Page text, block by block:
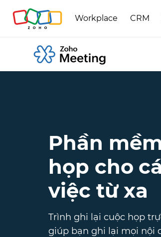
Workplace CRM
Phần
họp cho
việc từ xa
Trình ghi lại cuộc họp
giúp bạn ghi lại mọi nội